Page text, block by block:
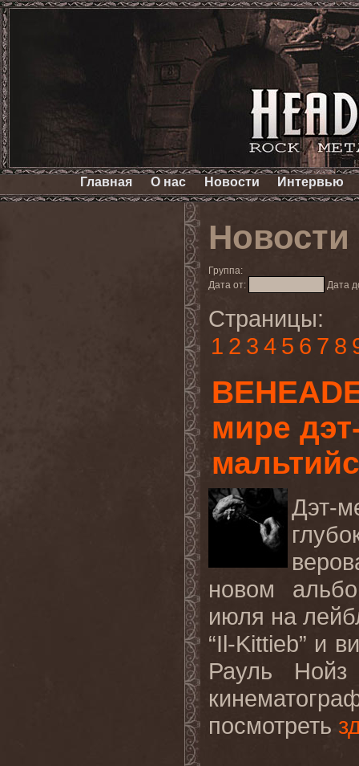
Главная О нас Новости Интервью
Новости
Группа:
Дата от:
Дата
Страницы:
1 2 3 4 5 6 7 8
мире
Дэт-
новом
июля на
“Il-Kittieb” и
Рауль
посмотреть